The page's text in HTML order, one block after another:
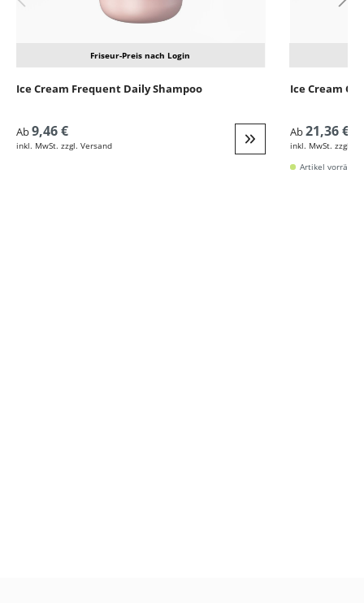
Friseur-Preis nach Login
Ice Cream Frequent Daily Shampoo
Ab9,46 €
inkl. MwSt. zzgl. Versand Weiter zur Detail
Ice Cream
Ab21,36 €
inkl. MwSt. zzgl.
Artikel vorrätig